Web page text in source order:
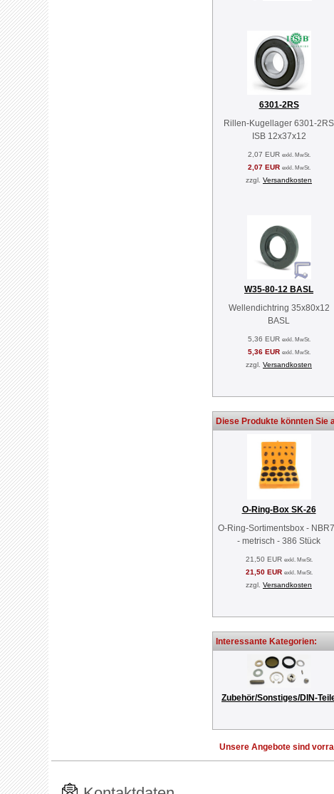
6301-2RS
Rillen-Kugellager 6301-2RS
ISB 12x37x12
2,07 EUR exkl. MwSt.
2,07 EUR exkl. MwSt.
zzgl. Versandkosten
W35-80-12 BASL
Wellendichtring 35x80x12
BASL
5,36 EUR exkl. MwSt.
5,36 EUR exkl. MwSt.
zzgl. Versandkosten
Diese Produkte könnten Sie
O-Ring-Box SK-26
O-Ring-Sortimentsbox -
- metrisch - 386 Stück
21,50 EUR exkl. MwSt.
21,50 EUR exkl. MwSt.
zzgl. Versandkosten
Interessante Kategorien:
Zubehör/Sonstiges/DIN-
Unsere Angebote sind